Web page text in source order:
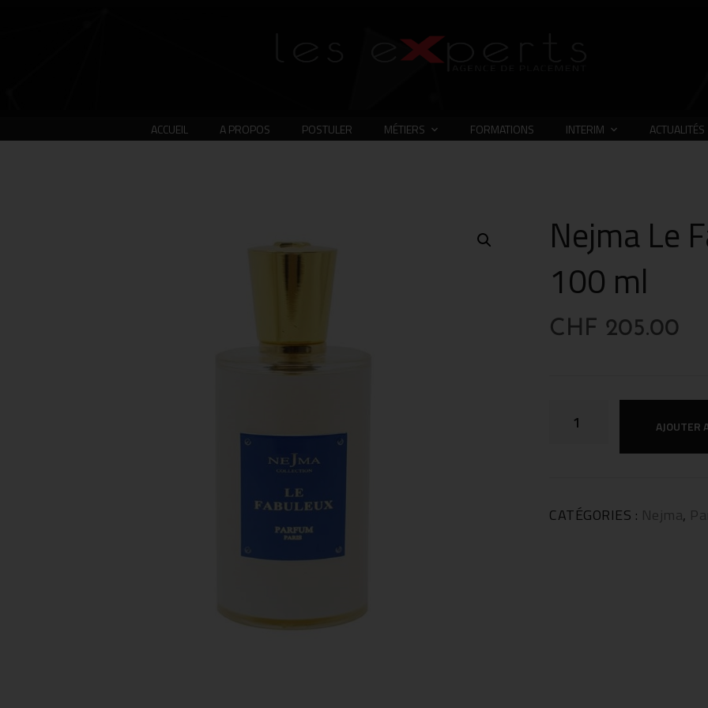
ACCUEIL A PROPOS POSTULER MÉTIERS FORMATIONS INTERIM ACTUALITÉS
Nejma Le
100 ml
CHF 205.00
AJOUTER
CATÉGORIES : Nejma,